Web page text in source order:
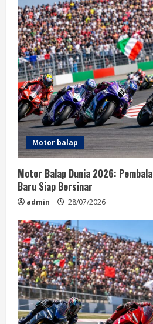
Motor balap
Motor Balap Dunia 2026:
Baru Siap Bersinar
admin 28/07/2026